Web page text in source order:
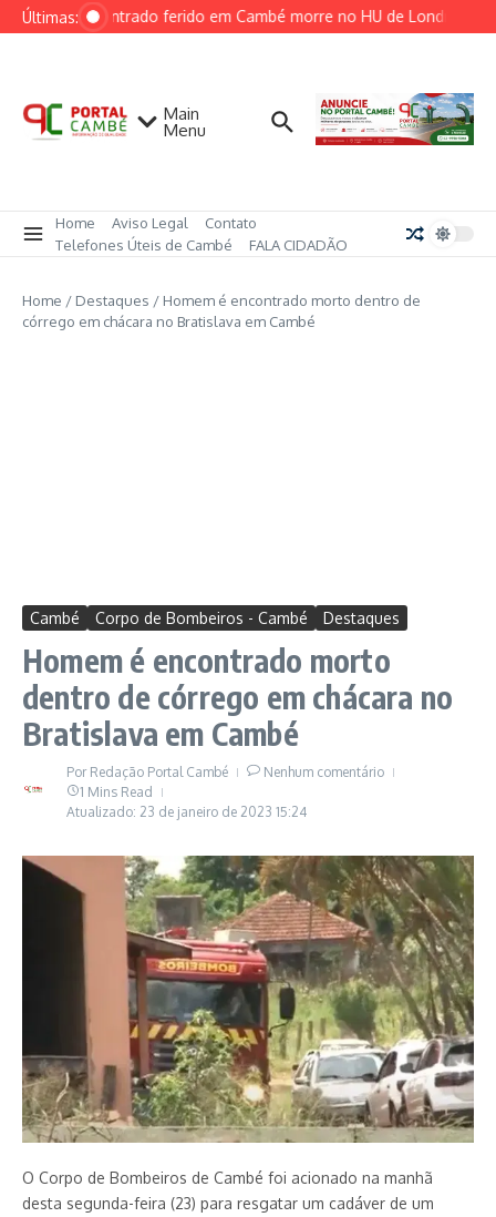
Ir para o conteúdo
Últimas:
Homem encontrado ferido em Cambé morre no HU de Londrina
Main
Menu
Home Aviso Legal
Contato
Telefones Úteis de Cambé
FALA CIDADÃO
Home / Destaques / Homem é encontrado morto dentro de
córrego em chácara no Bratislava em Cambé
Cambé Corpo de Bombeiros - Cambé Destaques
Homem é encontrado morto
dentro de córrego em chácara no
Bratislava em Cambé
Por Redação Portal Cambé
Nenhum comentário
1 Mins Read
Atualizado: 23 de janeiro de 2023 15:24
O Corpo de Bombeiros de Cambé foi acionado na manhã
desta segunda-feira (23) para resgatar um cadáver de um